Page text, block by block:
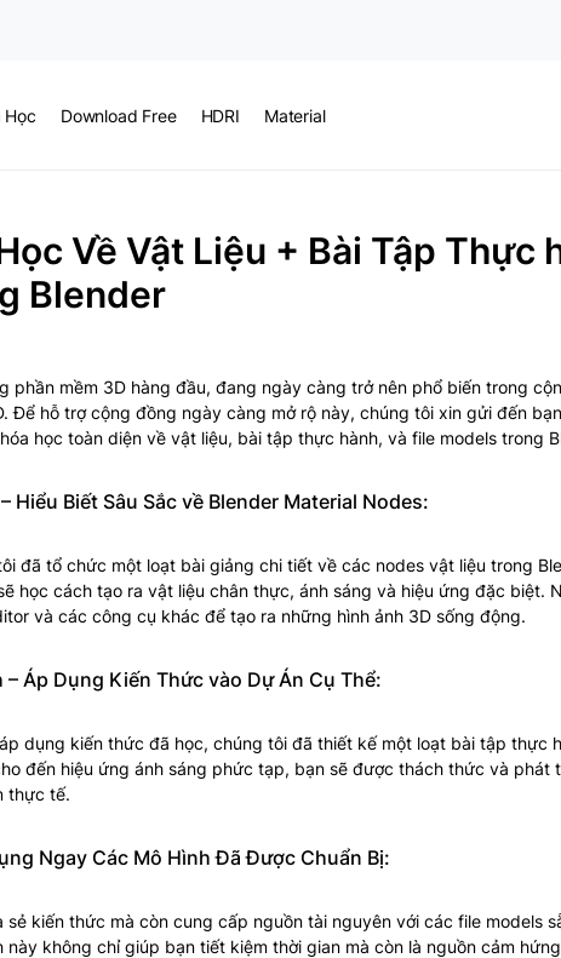
Học Download Free HDRI Material
Về Vật Liệu + Bài Tập Thực
Blender
phần mềm 3D hàng đầu, đang ngày càng trở nên phổ biến trong
Để hỗ trợ cộng đồng ngày càng mở rộ này, chúng tôi xin gửi đến
học toàn diện về vật liệu, bài tập thực hành, và file models trong
Hiểu Biết Sâu Sắc về Blender Material Nodes:
đã tổ chức một loạt bài giảng chi tiết về các nodes vật liệu trong
học cách tạo ra vật liệu chân thực, ánh sáng và hiệu ứng đặc biệt.
và các công cụ khác để tạo ra những hình ảnh 3D sống động.
– Áp Dụng Kiến Thức vào Dự Án Cụ Thể:
dụng kiến thức đã học, chúng tôi đã thiết kế một loạt bài tập thực
đến hiệu ứng ánh sáng phức tạp, bạn sẽ được thách thức và phát
thực tế.
Ngay Các Mô Hình Đã Được Chuẩn Bị:
sẻ kiến thức mà còn cung cấp nguồn tài nguyên với các file models
này không chỉ giúp bạn tiết kiệm thời gian mà còn là nguồn cảm